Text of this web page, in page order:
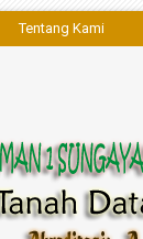
Tentang Kami